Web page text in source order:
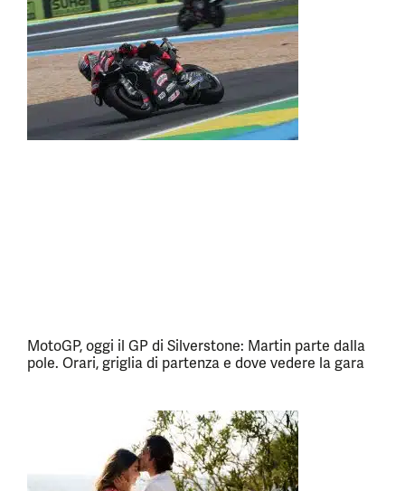
MotoGP, oggi il GP di Silverstone: Martin parte dalla
pole. Orari, griglia di partenza e dove vedere la gara